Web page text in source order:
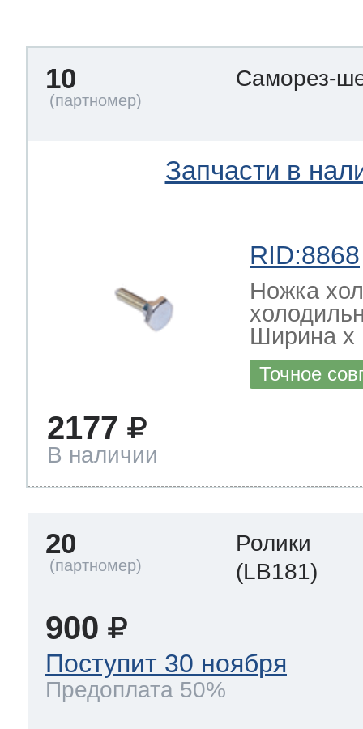
10 Саморез-
Запчасти в
RID:8868
Ножка
Ширина х
Точное
2177
В наличии
20
Ролики
(LB181)
900
Поступит 30 ноября
Предоплата 50%